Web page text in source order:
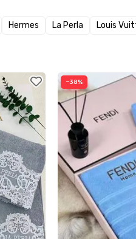
Hermes La Perla Louis
−38%